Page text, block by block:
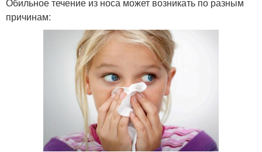
Обильное течение из носа может возникать по разным
причинам: